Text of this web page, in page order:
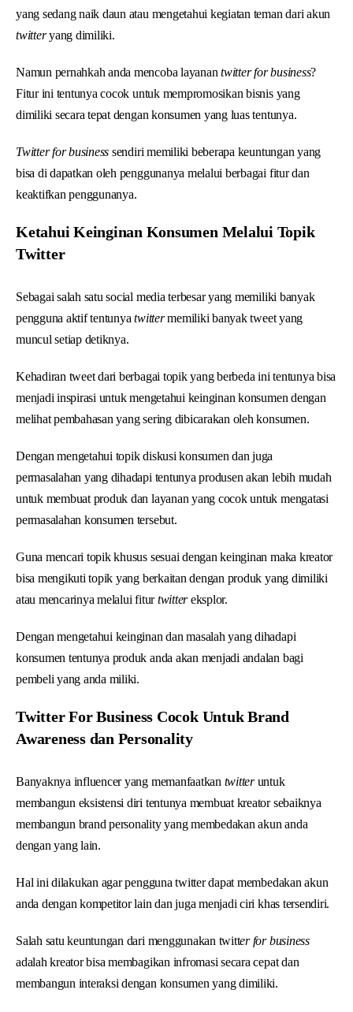
yang sedang naik daun atau mengetahui kegiatan teman dari akun
twitteryang dimiliki.
Namun pernahkah anda mencoba layanantwitter for business?
Fitur ini tentunya cocok untuk mempromosikan bisnis yang
dimiliki secara tepat dengan konsumen yang luas tentunya.
Twitter for business sendiri memiliki beberapa keuntungan yang
bisa di dapatkan oleh penggunanya melalui berbagai fitur dan
keaktifkan penggunanya.
Ketahui Keinginan Konsumen Melalui Topik
Twitter
Sebagai salah satu social media terbesar yang memiliki banyak
pengguna aktif tentunyatwittermemiliki banyak tweet yang
muncul setiap detiknya.
Kehadiran tweet dari berbagai topik yang berbeda ini tentunya bisa
menjadi inspirasi untuk mengetahui keinginan konsumen dengan
melihat pembahasan yang sering dibicarakan oleh konsumen.
Dengan mengetahui topik diskusi konsumen dan juga
permasalahan yang dihadapi tentunya produsen akan lebih mudah
untuk membuat produk dan layanan yang cocok untuk mengatasi
permasalahan konsumen tersebut.
Guna mencari topik khusus sesuai dengan keinginan maka kreator
bisa mengikuti topik yang berkaitan dengan produk yang dimiliki
atau mencarinya melalui fiturtwittereksplor.
Dengan mengetahui keinginan dan masalah yang dihadapi
konsumen tentunya produk anda akan menjadi andalan bagi
pembeli yang anda miliki.
Twitter For Business Cocok Untuk Brand
Awareness dan Personality
Banyaknya influencer yang memanfaatkan twitteruntuk
membangun eksistensi diri tentunya membuat kreator sebaiknya
membangun brand personality yang membedakan akun anda
dengan yang lain.
Hal ini dilakukan agar pengguna twitter dapat membedakan akun
anda dengan kompetitor lain dan juga menjadi ciri khas tersendiri.
Salah satu keuntungan dari menggunakan twitter for business
adalah kreator bisa membagikan infromasi secara cepat dan
membangun interaksi dengan konsumen yang dimiliki.